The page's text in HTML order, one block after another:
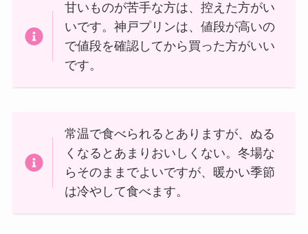
甘いものが苦手な方は、控えた方がい
いです。神戸プリンは、値段が高いの
で値段を確認してから買った方がいい
です。
常温で食べられるとありますが、ぬる
くなるとあまりおいしくない。冬場な
らそのままでよいですが、暖かい季節
は冷やして食べます。